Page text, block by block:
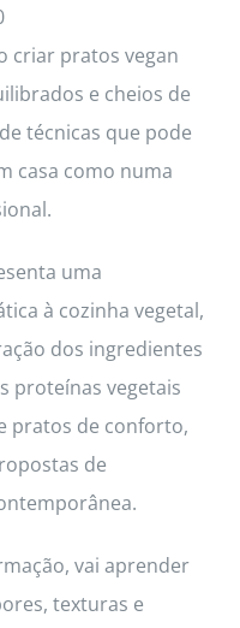
criar pratos vegan
e cheios de
técnicas que pode
casa como numa
uma
à cozinha vegetal,
dos ingredientes
proteínas vegetais
pratos de conforto,
de
vai aprender
texturas e